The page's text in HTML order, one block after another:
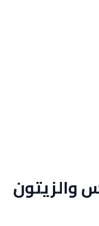
والزيتون